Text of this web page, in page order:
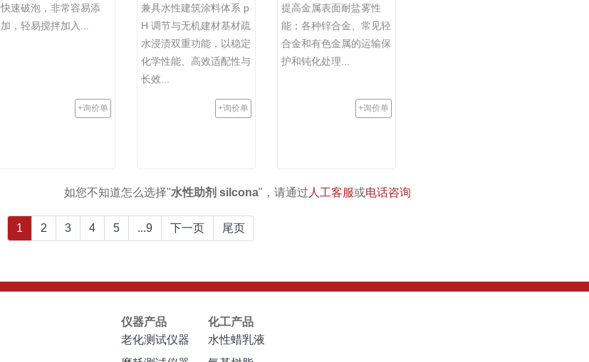
快速破泡，非常容易添
加，轻易搅拌加入...
+询价单
兼具水性建筑涂料体系 p
H 调节与无机建材基材疏
水浸渍双重功能，以稳定
化学性能、高效适配性与
长效...
+询价单
提高金属表面耐盐雾性
能；各种锌合金、常见轻
合金和有色金属的运输保
护和钝化处理...
+询价单
如您不知道怎么选择"水性助剂 silcona"，请通过 人工客服或电话咨询
1 2 3 4 5 ...9 下一页 尾页
仪器产品
老化测试仪器
化工产品
水性蜡乳液